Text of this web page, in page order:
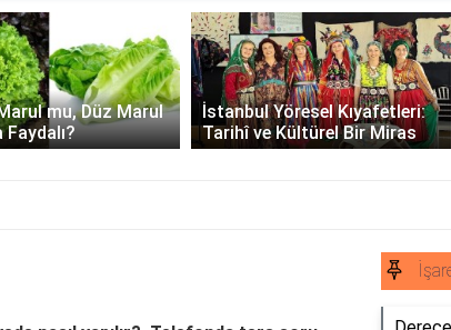
Yöresel Kıyafetleri:
Kültürel Bir Miras
Üssü
E Üssünün İntegrali -
Matematiksel Çözüm ve
Örnekler